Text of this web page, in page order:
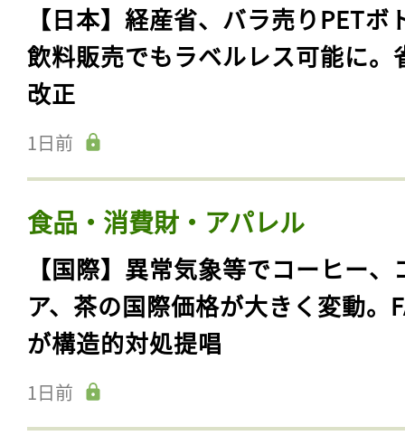
【日本】経産省、バラ売りPETボ
飲料販売でもラベルレス可能に。
改正
1日前
食品・消費財・アパレル
【国際】異常気象等でコーヒー、
ア、茶の国際価格が大きく変動。
が構造的対処提唱
1日前